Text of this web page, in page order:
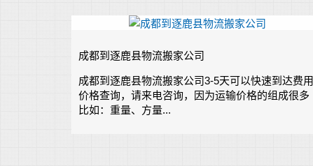
成都到逐鹿县物流搬家公司
成都到逐鹿县物流搬家公司3-5天可以快速到达费用
价格查询，请来电咨询，因为运输价格的组成很多
比如：重量、方量...